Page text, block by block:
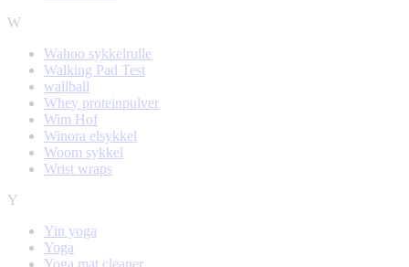
W
Wahoo sykkelrulle
Walking Pad Test
wallball
Whey proteinpulver
Wim Hof
Winora elsykkel
Woom sykkel
Wrist wraps
Y
Yin yoga
Yoga
Yoga mat cleaner